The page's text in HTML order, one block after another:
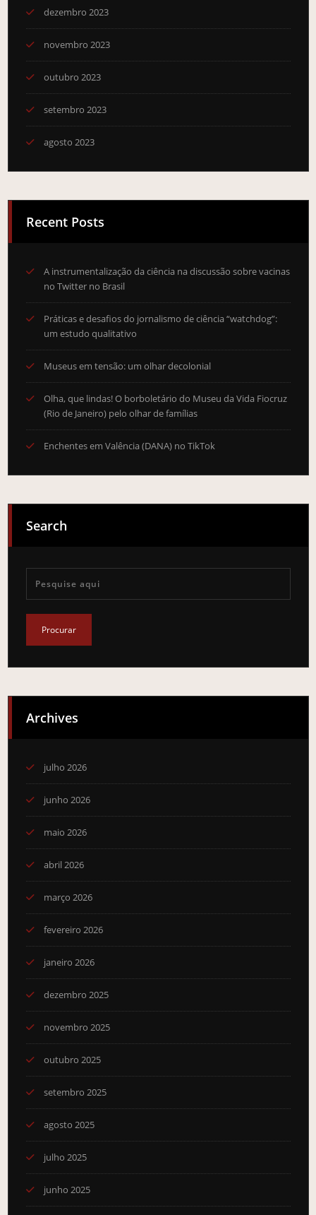
dezembro 2023
novembro 2023
outubro 2023
setembro 2023
agosto 2023
Recent Posts
A instrumentalização da ciência na discussão sobre vacinas
no Twitter no Brasil
Práticas e desafios do jornalismo de ciência “watchdog”:
um estudo qualitativo
Museus em tensão: um olhar decolonial
Olha, que lindas! O borboletário do Museu da Vida Fiocruz
(Rio de Janeiro) pelo olhar de famílias
Enchentes em Valência (DANA) no TikTok
Search
Archives
julho 2026
junho 2026
maio 2026
abril 2026
março 2026
fevereiro 2026
janeiro 2026
dezembro 2025
novembro 2025
outubro 2025
setembro 2025
agosto 2025
julho 2025
junho 2025